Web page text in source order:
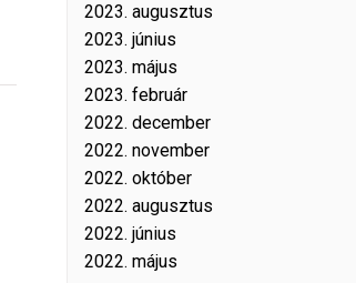
2023. augusztus
2023. június
2023. május
2023. február
2022. december
2022. november
2022. október
2022. augusztus
2022. június
2022. május